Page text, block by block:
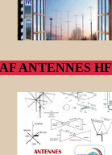
ANTENNES HF